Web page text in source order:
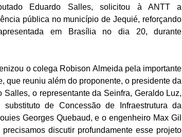
Eduardo Salles, solicitou à ANTT a
pública no município de Jequié, reforçando
em Brasília no dia 20, durante
o colega Robison Almeida pela importante
que reuniu além do proponente, o presidente da
Salles, o representante da Seinfra, Geraldo Luz,
substituto de Concessão de Infraestrutura da
Georges Quebaud, e o engenheiro Max Gil
precisamos discutir profundamente esse projeto